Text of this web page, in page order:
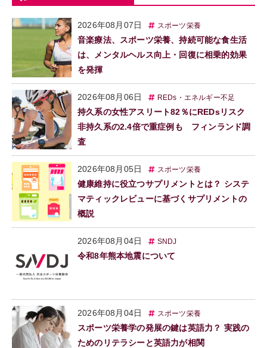
2026年08月07日 スポーツ栄養
音楽療法、スポーツ栄養、持続可能な食生活
は、メンタルヘルス向上・回復に相乗的効果
を発揮
2026年08月06日 REDs・エネルギー不足
持久系の女性アスリート82％にREDsリスク
非持久系の2.4倍で重症例も フィンランド調
査
2026年08月05日 スポーツ栄養
健康維持に役立つサプリメントとは？ システ
マティックレビューに基づくサプリメントの
概説
2026年08月04日 SNDJ
令和8年熊本地震について
2026年08月04日 スポーツ栄養
スポーツ栄養学の発展の鍵は英語力？ 実践の
ためのリテラシーと英語力が相関